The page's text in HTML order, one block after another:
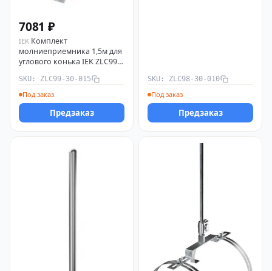
7081 ₽
IEK Комплект
молниеприемника 1,5м для
углового конька IEK ZLC99-
SKU: ZLC99-30-015
Под заказ
Предзаказ
SKU: ZLC98-30-010
Под заказ
Предзаказ